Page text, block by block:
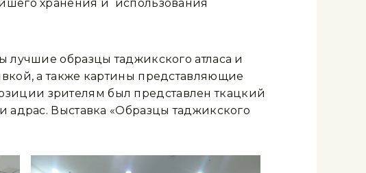
хранения и использования
лучшие образцы таджикского атласа и
а также картины представляющие
зрителям был представлен ткацкий
Выставка «Образцы таджикского